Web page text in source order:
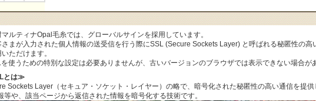
マルティナOpal毛糸では、グローバルサインを採用しています。
さまが入力された個人情報の送受信を行う際にSSL (Secure Sockets Layer) と呼ばれる秘匿性の
ただけます。
使うための特別な設定は必要ありませんが、古いバージョンのブラウザでは表示できない場合が
とは≫
Sockets Layer（セキュア・ソケット・レイヤー）の略で、暗号化された秘匿性の高い通信を提
等や、該当ページから返信された情報を暗号化する技術です。